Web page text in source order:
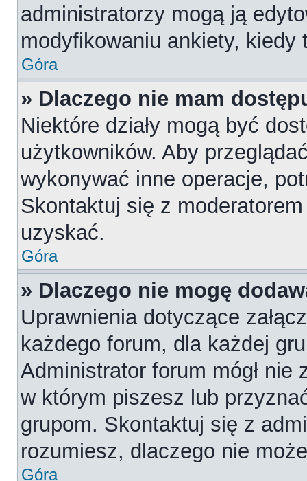
administratorzy mogą ją
modyfikowaniu ankiety, kiedy
Góra
» Dlaczego nie mam
Niektóre działy mogą być
użytkowników. Aby
wykonywać inne operacje,
Skontaktuj się z
uzyskać.
Góra
» Dlaczego nie mogę
Uprawnienia dotyczące
każdego forum, dla każdej
Administrator forum mógł nie
w którym piszesz lub
grupom. Skontaktuj się z
rozumiesz, dlaczego nie
Góra